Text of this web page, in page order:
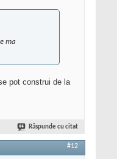
ma
pot construi de la
Răspunde cu citat
#12